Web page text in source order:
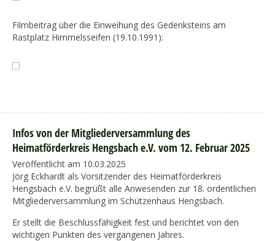
Filmbeitrag über die Einweihung des Gedenksteins am
Rastplatz Himmelsseifen (19.10.1991):
Infos von der Mitgliederversammlung des
Heimatförderkreis Hengsbach e.V. vom 12. Februar 2025
Veröffentlicht am 10.03.2025
Jörg Eckhardt als Vorsitzender des Heimatförderkreis
Hengsbach e.V. begrüßt alle Anwesenden zur 18. ordentlichen
Mitgliederversammlung im Schützenhaus Hengsbach.
Er stellt die Beschlussfähigkeit fest und berichtet von den
wichtigen Punkten des vergangenen Jahres.